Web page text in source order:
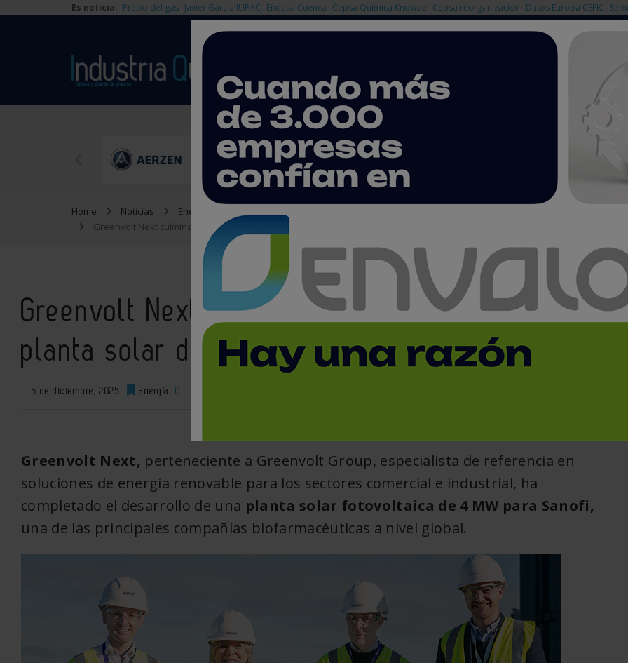
Es noticia: Precio del gas Javier García IUPAC Endesa Cuenca Cepsa Química Knowde Cepsa reorganización Datos Europa CEFIC
Home Noticias
Energía
Greenvolt Next culmina la construcción de una planta solar de 4 MW para Sanofi en Irlanda
Greenvolt Next culmina la construcción de una
planta solar de 4 MW para Sanofi en Irlanda
5 de diciembre, 2025 Energía 0
Greenvolt Next, perteneciente a Greenvolt Group, especialista de referencia en
soluciones de energía renovable para los sectores comercial e industrial, ha
completado el desarrollo de una planta solar fotovoltaica de 4 MW para Sanofi,
una de las principales compañías biofarmacéuticas a nivel global.